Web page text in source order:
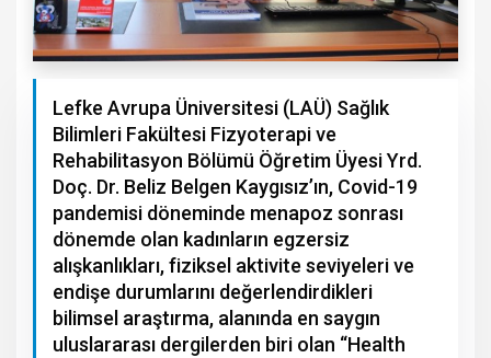
Lefke Avrupa Üniversitesi (LAÜ) Sağlık
Bilimleri Fakültesi Fizyoterapi ve
Rehabilitasyon Bölümü Öğretim Üyesi Yrd.
Doç. Dr. Beliz Belgen Kaygısız’ın, Covid-19
pandemisi döneminde menapoz sonrası
dönemde olan kadınların egzersiz
alışkanlıkları, fiziksel aktivite seviyeleri ve
endişe durumlarını değerlendirdikleri
bilimsel araştırma, alanında en saygın
uluslararası dergilerden biri olan “Health